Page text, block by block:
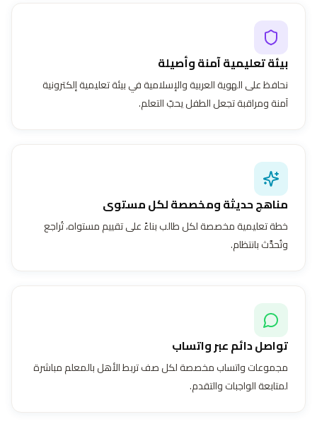
بيئة تعليمية آمنة وأصيلة
نحافظ على الهوية العربية والإسلامية في بيئة تعليمية إلكترونية
آمنة ومراقبة تجعل الطفل يحبّ التعلم.
مناهج حديثة ومخصصة لكل مستوى
خطة تعليمية مخصصة لكل طالب بناءً على تقييم مستواه، تُراجع
وتُحدَّث بانتظام.
تواصل دائم عبر واتساب
مجموعات واتساب مخصصة لكل صف تربط الأهل بالمعلم مباشرة
لمتابعة الواجبات والتقدم.